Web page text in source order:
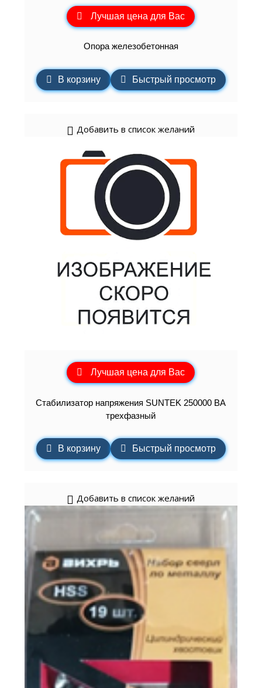
Лучшая цена для Вас
Опора железобетонная
В корзину Быстрый просмотр
Добавить в список желаний
Лучшая цена для Вас
Стабилизатор напряжения SUNTEK 250000 ВА
трехфазный
В корзину Быстрый просмотр
Добавить в список желаний